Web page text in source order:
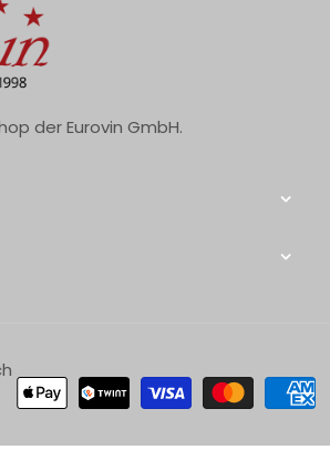
der Eurovin GmbH.